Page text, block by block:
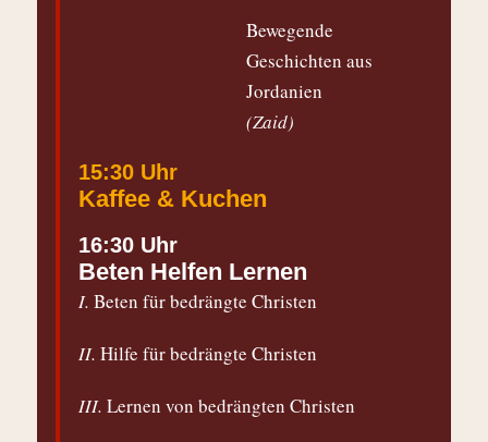
Bewegende
Geschichten aus
Jordanien
(Zaid)
15:30 Uhr
Kaffee & Kuchen
16:30 Uhr
Beten Helfen Lernen
I. Beten für bedrängte Christen
II. Hilfe für bedrängte Christen
III. Lernen von bedrängten Christen